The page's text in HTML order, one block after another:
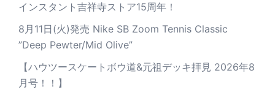
インスタント吉祥寺ストア15周年！
8月11日(火)発売 Nike SB Zoom Tennis Classic
”Deep Pewter/Mid Olive”
【ハウツースケートボウ道&元祖デッキ拝見 2026年8
月号！！】